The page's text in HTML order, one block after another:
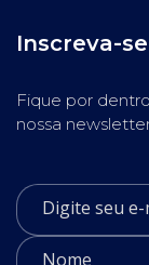
Inscreva-se
Fique por
nossa